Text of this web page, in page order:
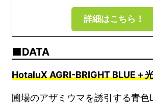
詳細はこちら！
DATA
HotaluX AGRI-BRIGHT BLUE＋
圃場のアザミウマを誘引する青色